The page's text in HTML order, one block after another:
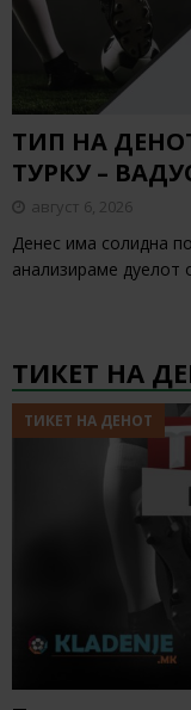
ТИП НА ДЕНОТ
ТУРКУ –
август 6, 2026
Денес има солидна
анализираме дуелот
ТИКЕТ НА
ТИКЕТ НА ДЕНОТ